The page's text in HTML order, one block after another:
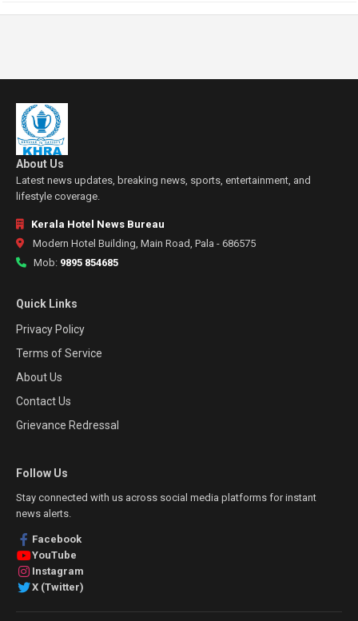
About Us
Latest news updates, breaking news, sports, entertainment, and
lifestyle coverage.
Kerala Hotel News Bureau
Modern Hotel Building, Main Road, Pala - 686575
Mob: 9895 854685
Quick Links
Privacy Policy
Terms of Service
About Us
Contact Us
Grievance Redressal
Follow Us
Stay connected with us across social media platforms for instant
news alerts.
Facebook
YouTube
Instagram
X (Twitter)